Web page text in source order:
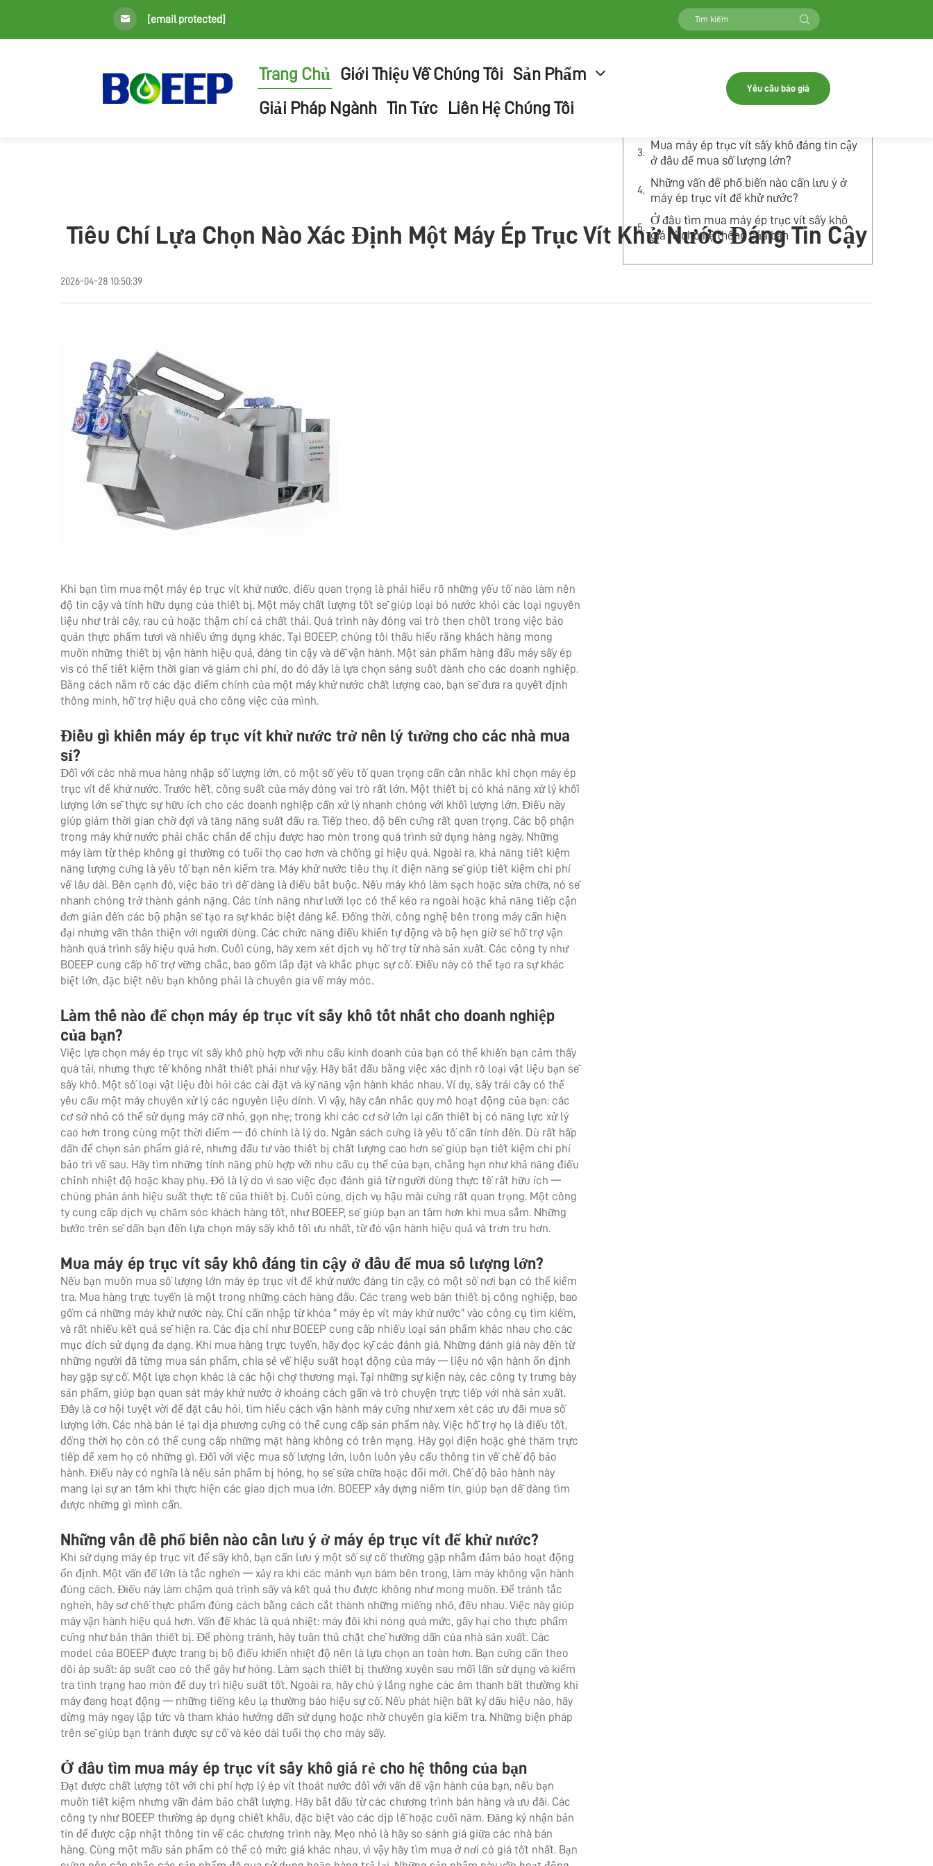
[email protected]
Trang Chủ Giới Thiệu Về Chúng Tôi
Sản Phẩm
Giải Pháp Ngành Tin Tức Liên Hệ Chúng Tôi
Yêu cầu báo giá
Tiêu Chí Lựa Chọn Nào Xác Định Một Máy Ép Trục Vít Khử Nước Đáng Tin Cậy
2026-04-28 10:50:39
Khi bạn tìm mua một máy ép trục vít khử nước, điều quan trọng là phải hiểu rõ những yếu tố nào làm nên
độ tin cậy và tính hữu dụng của thiết bị. Một máy chất lượng tốt sẽ giúp loại bỏ nước khỏi các loại nguyên
liệu như trái cây, rau củ hoặc thậm chí cả chất thải. Quá trình này đóng vai trò then chốt trong việc bảo
quản thực phẩm tươi và nhiều ứng dụng khác. Tại BOEEP, chúng tôi thấu hiểu rằng khách hàng mong
muốn những thiết bị vận hành hiệu quả, đáng tin cậy và dễ vận hành. Một sản phẩm hàng đầu máy sấy ép
vis có thể tiết kiệm thời gian và giảm chi phí, do đó đây là lựa chọn sáng suốt dành cho các doanh nghiệp.
Bằng cách nắm rõ các đặc điểm chính của một máy khử nước chất lượng cao, bạn sẽ đưa ra quyết định
thông minh, hỗ trợ hiệu quả cho công việc của mình.
Điều gì khiến máy ép trục vít khử nước trở nên lý tưởng cho các nhà mua
sỉ?
Đối với các nhà mua hàng nhập số lượng lớn, có một số yếu tố quan trọng cần cân nhắc khi chọn máy ép
trục vít để khử nước. Trước hết, công suất của máy đóng vai trò rất lớn. Một thiết bị có khả năng xử lý khối
lượng lớn sẽ thực sự hữu ích cho các doanh nghiệp cần xử lý nhanh chóng với khối lượng lớn. Điều này
giúp giảm thời gian chờ đợi và tăng năng suất đầu ra. Tiếp theo, độ bền cũng rất quan trọng. Các bộ phận
trong máy khử nước phải chắc chắn để chịu được hao mòn trong quá trình sử dụng hàng ngày. Những
máy làm từ thép không gỉ thường có tuổi thọ cao hơn và chống gỉ hiệu quả. Ngoài ra, khả năng tiết kiệm
năng lượng cũng là yếu tố bạn nên kiểm tra. Máy khử nước tiêu thụ ít điện năng sẽ giúp tiết kiệm chi phí
về lâu dài. Bên cạnh đó, việc bảo trì dễ dàng là điều bắt buộc. Nếu máy khó làm sạch hoặc sửa chữa, nó sẽ
nhanh chóng trở thành gánh nặng. Các tính năng như lưới lọc có thể kéo ra ngoài hoặc khả năng tiếp cận
đơn giản đến các bộ phận sẽ tạo ra sự khác biệt đáng kể. Đồng thời, công nghệ bên trong máy cần hiện
đại nhưng vẫn thân thiện với người dùng. Các chức năng điều khiển tự động và bộ hẹn giờ sẽ hỗ trợ vận
hành quá trình sấy hiệu quả hơn. Cuối cùng, hãy xem xét dịch vụ hỗ trợ từ nhà sản xuất. Các công ty như
BOEEP cung cấp hỗ trợ vững chắc, bao gồm lắp đặt và khắc phục sự cố. Điều này có thể tạo ra sự khác
biệt lớn, đặc biệt nếu bạn không phải là chuyên gia về máy móc.
Làm thế nào để chọn máy ép trục vít sấy khô tốt nhất cho doanh nghiệp
của bạn?
Việc lựa chọn máy ép trục vít sấy khô phù hợp với nhu cầu kinh doanh của bạn có thể khiến bạn cảm thấy
quá tải, nhưng thực tế không nhất thiết phải như vậy. Hãy bắt đầu bằng việc xác định rõ loại vật liệu bạn sẽ
sấy khô. Một số loại vật liệu đòi hỏi các cài đặt và kỹ năng vận hành khác nhau. Ví dụ, sấy trái cây có thể
yêu cầu một máy chuyên xử lý các nguyên liệu dính. Vì vậy, hãy cân nhắc quy mô hoạt động của bạn: các
cơ sở nhỏ có thể sử dụng máy cỡ nhỏ, gọn nhẹ; trong khi các cơ sở lớn lại cần thiết bị có năng lực xử lý
cao hơn trong cùng một thời điểm — đó chính là lý do. Ngân sách cũng là yếu tố cần tính đến. Dù rất hấp
dẫn để chọn sản phẩm giá rẻ, nhưng đầu tư vào thiết bị chất lượng cao hơn sẽ giúp bạn tiết kiệm chi phí
bảo trì về sau. Hãy tìm những tính năng phù hợp với nhu cầu cụ thể của bạn, chẳng hạn như khả năng điều
chỉnh nhiệt độ hoặc khay phụ. Đó là lý do vì sao việc đọc đánh giá từ người dùng thực tế rất hữu ích —
chúng phản ánh hiệu suất thực tế của thiết bị. Cuối cùng, dịch vụ hậu mãi cũng rất quan trọng. Một công
ty cung cấp dịch vụ chăm sóc khách hàng tốt, như BOEEP, sẽ giúp bạn an tâm hơn khi mua sắm. Những
bước trên sẽ dẫn bạn đến lựa chọn máy sấy khô tối ưu nhất, từ đó vận hành hiệu quả và trơn tru hơn.
Mua máy ép trục vít sấy khô đáng tin cậy ở đâu để mua số lượng lớn?
Nếu bạn muốn mua số lượng lớn máy ép trục vít để khử nước đáng tin cậy, có một số nơi bạn có thể kiểm
tra. Mua hàng trực tuyến là một trong những cách hàng đầu. Các trang web bán thiết bị công nghiệp, bao
gồm cả những máy khử nước này. Chỉ cần nhập từ khóa " máy ép vít máy khử nước" vào công cụ tìm kiếm,
và rất nhiều kết quả sẽ hiện ra. Các địa chỉ như BOEEP cung cấp nhiều loại sản phẩm khác nhau cho các
mục đích sử dụng đa dạng. Khi mua hàng trực tuyến, hãy đọc kỹ các đánh giá. Những đánh giá này đến từ
những người đã từng mua sản phẩm, chia sẻ về hiệu suất hoạt động của máy — liệu nó vận hành ổn định
hay gặp sự cố. Một lựa chọn khác là các hội chợ thương mại. Tại những sự kiện này, các công ty trưng bày
sản phẩm, giúp bạn quan sát máy khử nước ở khoảng cách gần và trò chuyện trực tiếp với nhà sản xuất.
Đây là cơ hội tuyệt vời để đặt câu hỏi, tìm hiểu cách vận hành máy cũng như xem xét các ưu đãi mua số
lượng lớn. Các nhà bán lẻ tại địa phương cũng có thể cung cấp sản phẩm này. Việc hỗ trợ họ là điều tốt,
đồng thời họ còn có thể cung cấp những mặt hàng không có trên mạng. Hãy gọi điện hoặc ghé thăm trực
tiếp để xem họ có những gì. Đối với việc mua số lượng lớn, luôn luôn yêu cầu thông tin về chế độ bảo
hành. Điều này có nghĩa là nếu sản phẩm bị hỏng, họ sẽ sửa chữa hoặc đổi mới. Chế độ bảo hành này
mang lại sự an tâm khi thực hiện các giao dịch mua lớn. BOEEP xây dựng niềm tin, giúp bạn dễ dàng tìm
được những gì mình cần.
Những vấn đề phổ biến nào cần lưu ý ở máy ép trục vít để khử nước?
Khi sử dụng máy ép trục vít để sấy khô, bạn cần lưu ý một số sự cố thường gặp nhằm đảm bảo hoạt động
ổn định. Một vấn đề lớn là tắc nghẽn — xảy ra khi các mảnh vụn bám bên trong, làm máy không vận hành
đúng cách. Điều này làm chậm quá trình sấy và kết quả thu được không như mong muốn. Để tránh tắc
nghẽn, hãy sơ chế thực phẩm đúng cách bằng cách cắt thành những miếng nhỏ, đều nhau. Việc này giúp
máy vận hành hiệu quả hơn. Vấn đề khác là quá nhiệt: máy đôi khi nóng quá mức, gây hại cho thực phẩm
cũng như bản thân thiết bị. Để phòng tránh, hãy tuân thủ chặt chẽ hướng dẫn của nhà sản xuất. Các
model của BOEEP được trang bị bộ điều khiển nhiệt độ nên là lựa chọn an toàn hơn. Bạn cũng cần theo
dõi áp suất: áp suất cao có thể gây hư hỏng. Làm sạch thiết bị thường xuyên sau mỗi lần sử dụng và kiểm
tra tình trạng hao mòn để duy trì hiệu suất tốt. Ngoài ra, hãy chú ý lắng nghe các âm thanh bất thường khi
máy đang hoạt động — những tiếng kêu lạ thường báo hiệu sự cố. Nếu phát hiện bất kỳ dấu hiệu nào, hãy
dừng máy ngay lập tức và tham khảo hướng dẫn sử dụng hoặc nhờ chuyên gia kiểm tra. Những biện pháp
trên sẽ giúp bạn tránh được sự cố và kéo dài tuổi thọ cho máy sấy.
Ở đâu tìm mua máy ép trục vít sấy khô giá rẻ cho hệ thống của bạn
Đạt được chất lượng tốt với chi phí hợp lý ép vít thoát nước đối với vấn đề vận hành của bạn, nếu bạn
muốn tiết kiệm nhưng vẫn đảm bảo chất lượng. Hãy bắt đầu từ các chương trình bán hàng và ưu đãi. Các
công ty như BOEEP thường áp dụng chiết khấu, đặc biệt vào các dịp lễ hoặc cuối năm. Đăng ký nhận bản
tin để được cập nhật thông tin về các chương trình này. Mẹo nhỏ là hãy so sánh giá giữa các nhà bán
hàng. Cùng một mẫu sản phẩm có thể có mức giá khác nhau, vì vậy hãy tìm mua ở nơi có giá tốt nhất. Bạn
Mục lục
Điều gì khiến máy ép trục vít khử nước
trở nên lý tưởng cho các nhà mua sỉ?
Làm thế nào để chọn máy ép trục vít sấy
Mua máy ép trục vít sấy khô đáng tin cậy
ở đâu để mua số lượng lớn?
Những vấn đề phổ biến nào cần lưu ý ở
máy ép trục vít để khử nước?
Ở đâu tìm mua máy ép trục vít sấy khô
giá rẻ cho hệ thống của bạn